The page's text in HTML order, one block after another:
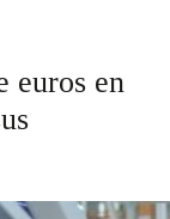
euros en